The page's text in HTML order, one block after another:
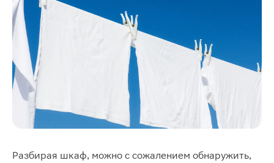
Разбирая шкаф, можно с сожалением обнаружить,